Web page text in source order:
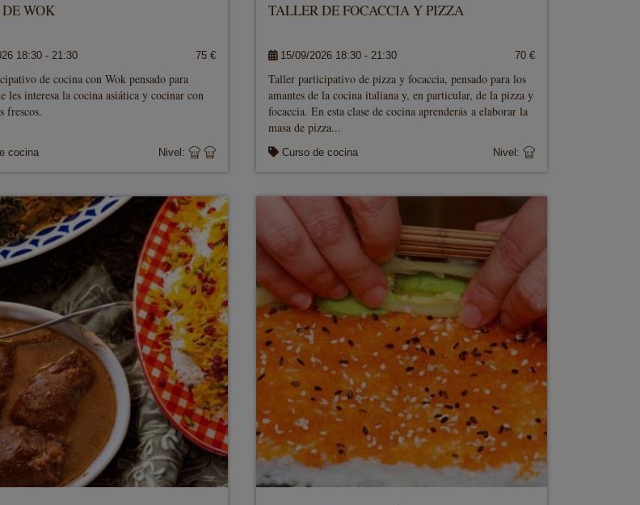
WOK
18:30 - 21:30 75 €
de cocina con Wok pensado para
les interesa la cocina asiática y cocinar con
frescos.
cocina Nivel:
TALLER DE FOCACCIA Y PIZZA
15/09/2026 18:30 - 21:30 70 €
Taller participativo de pizza y focaccia, pensado para los
amantes de la cocina italiana y, en particular, de la pizza y
focaccia. En esta clase de cocina aprenderás a elaborar la
masa de pizza...
Curso de cocina Nivel: